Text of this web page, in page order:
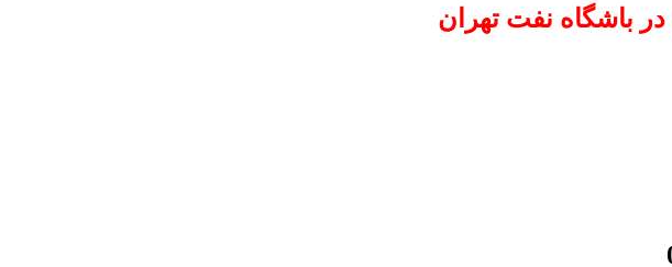
باشگاه نفت تهران